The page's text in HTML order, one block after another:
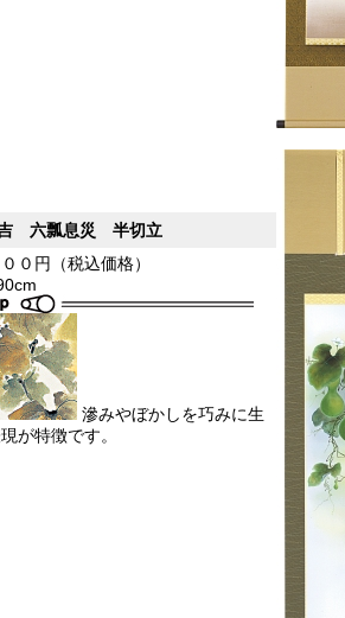
六瓢息災 半切立
０円（税込価格）
滲みやぼかしを巧みに生
が特徴です。